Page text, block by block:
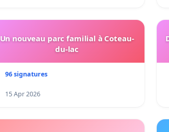
Un nouveau parc familial à Coteau-
du-lac
96 signatures
15 Apr 2026